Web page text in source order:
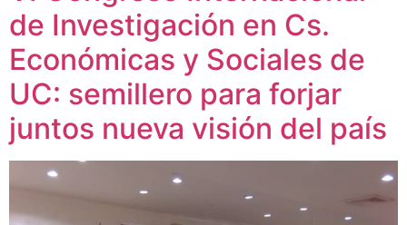
de Investigación en Cs.
Económicas y Sociales de
UC: semillero para forjar
juntos nueva visión del país